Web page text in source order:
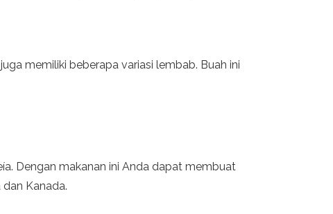
memiliki beberapa variasi lembab. Buah ini
Dengan makanan ini Anda dapat membuat
Kanada.